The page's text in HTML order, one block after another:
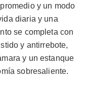
y un modo
diaria y una
se completa con
y antirrebote,
y un estanque
sobresaliente.